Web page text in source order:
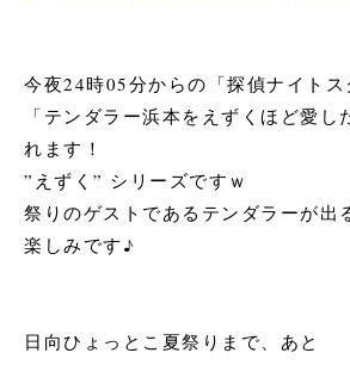
今夜24時05分からの「探偵ナイトス
「テンダラー浜本をえずくほど愛し
れます！
”えずく” シリーズですｗ
祭りのゲストであるテンダラーが出
楽しみです♪
日向ひょっとこ夏祭りまで、あと